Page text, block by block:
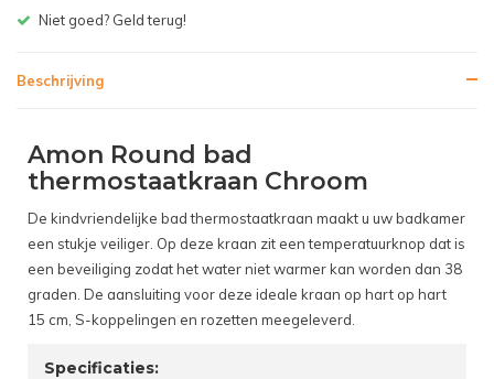
Gratis bezorgen v.a. € 150,- (NL)
Beschrijving
Amon Round bad
thermostaatkraan Chroom
De kindvriendelijke bad thermostaatkraan maakt u uw badkamer
een stukje veiliger. Op deze kraan zit een temperatuurknop dat is
een beveiliging zodat het water niet warmer kan worden dan 38
graden. De aansluiting voor deze ideale kraan op hart op hart
15 cm, S-koppelingen en rozetten meegeleverd.
Specificaties: